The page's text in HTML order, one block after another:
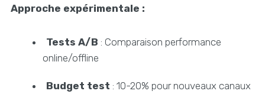
Approche expérimentale :
Tests A/B : Comparaison performance
online/offline
Budget test : 10-20% pour nouveaux canaux